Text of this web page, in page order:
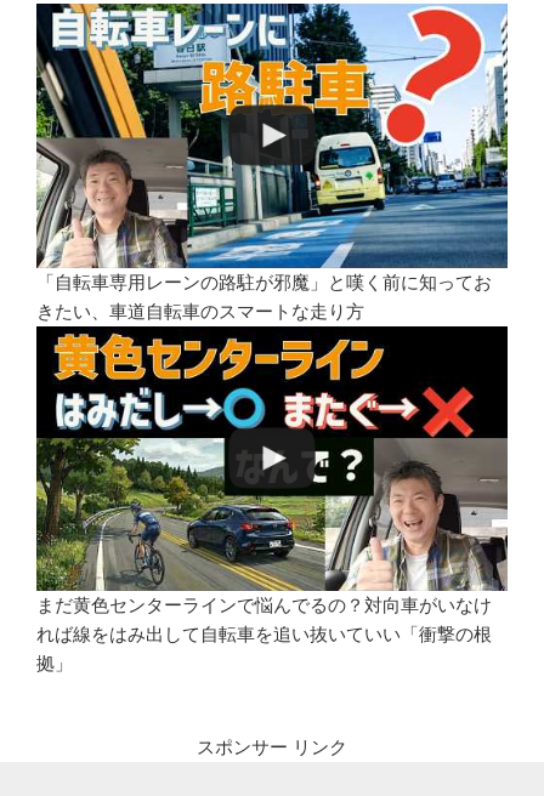
「自転車専用レーンの路駐が邪魔」と嘆く前に知ってお
きたい、車道自転車のスマートな走り方
まだ黄色センターラインで悩んでるの？対向車がいなけ
れば線をはみ出して自転車を追い抜いていい「衝撃の根
拠」
スポンサー リンク